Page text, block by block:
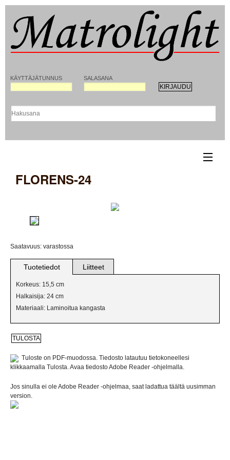
KÄYTTÄJÄTUNNUS SALASANA
ETUSIVU
REKISTERÖITYMINEN MATROLIGHT-
BILJARDIVALAISIMET
IKKUNAVALAISIMET
KANGASVALAISIMET
LATTIAVALAISIMET
FLORENS-24
Saatavuus: varastossa
Tuotetiedot Liitteet
Korkeus: 15,5 cm
Halkaisija: 24 cm
Materiaali: Laminoitua kangasta
Tuloste on PDF-muodossa. Tiedosto latautuu tietokoneellesi
klikkaamalla Tulosta. Avaa tiedosto Adobe Reader -ohjelmalla.
Jos sinulla ei ole Adobe Reader -ohjelmaa, saat ladattua täältä uusimman
version.